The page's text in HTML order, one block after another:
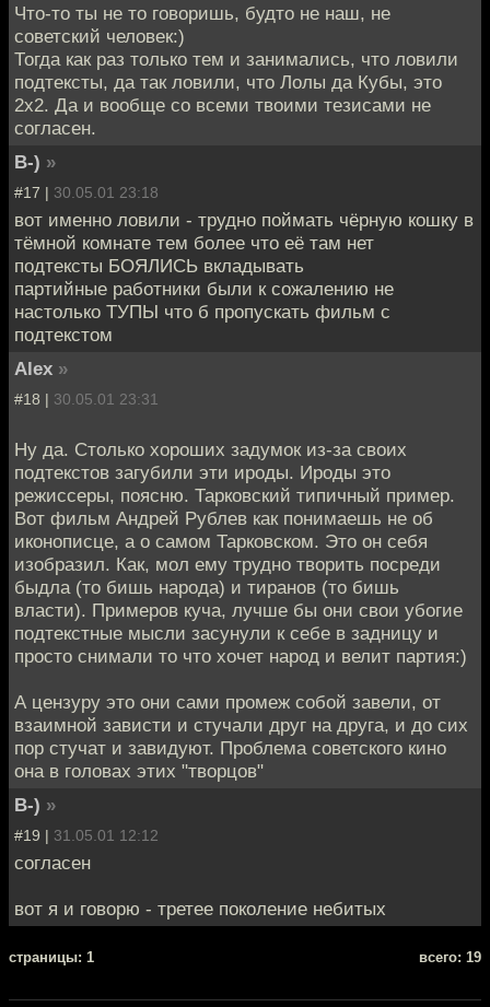
Что-то ты не то говоришь, будто не наш, не
советский человек:)
Тогда как раз только тем и занимались, что ловили
подтексты, да так ловили, что Лолы да Кубы, это
2х2. Да и вообще со всеми твоими тезисами не
согласен.
B-) »
#17 | 30.05.01 23:18
вот именно ловили - трудно поймать чёрную кошку в
тёмной комнате тем более что её там нет
подтексты БОЯЛИСЬ вкладывать
партийные работники были к сожалению не
настолько ТУПЫ что б пропускать фильм с
подтекстом
Alex »
#18 | 30.05.01 23:31
Ну да. Столько хороших задумок из-за своих
подтекстов загубили эти ироды. Ироды это
режиссеры, поясню. Тарковский типичный пример.
Вот фильм Андрей Рублев как понимаешь не об
иконописце, а о самом Тарковском. Это он себя
изобразил. Как, мол ему трудно творить посреди
быдла (то бишь народа) и тиранов (то бишь
власти). Примеров куча, лучше бы они свои убогие
подтекстные мысли засунули к себе в задницу и
просто снимали то что хочет народ и велит партия:)
А цензуру это они сами промеж собой завели, от
взаимной зависти и стучали друг на друга, и до сих
пор стучат и завидуют. Проблема советского кино
она в головах этих "творцов"
B-) »
#19 | 31.05.01 12:12
согласен
вот я и говорю - третее поколение небитых
cтраницы: 1 всего: 19